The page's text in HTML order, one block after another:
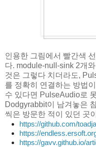
인용한 그림에서 빨간색
다. module-null-sink 2개
것은 그렇다 치더라도,
를 정확히 연결하는 방법
수 있다면 PulseAudio로
Dodgyrabbit이 남겨놓은
씩은 방문한 적이 있던 곳
https://github.com/
https://
https://gavv.github.io/